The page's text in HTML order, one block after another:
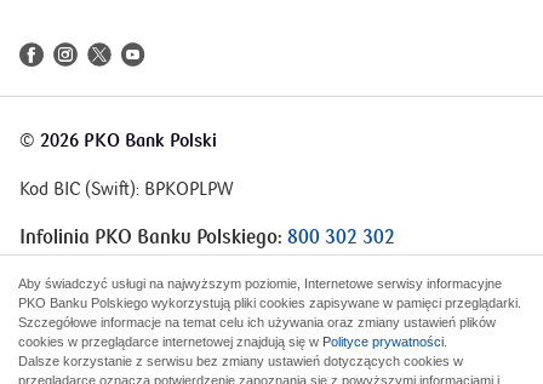
© 2026 PKO Bank Polski
Kod BIC (Swift): BPKOPLPW
Infolinia PKO Banku Polskiego: 800 302 302
Infolinia Korporacje i Samorządy:801 363 636
Aby świadczyć usługi na najwyższym poziomie, Internetowe serwisy informacyjne
PKO Banku Polskiego wykorzystują pliki cookies zapisywane w pamięci przeglądarki.
Szczegółowe informacje na temat celu ich używania oraz zmiany ustawień plików
cookies w przeglądarce internetowej znajdują się w Polityce prywatności
Dalsze korzystanie z serwisu bez zmiany ustawień dotyczących cookies w
przeglądarce oznacza potwierdzenie zapoznania się z powyższymi informacjami i